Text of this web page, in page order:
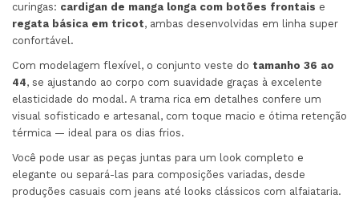
curingas: cardigan de manga longa com botões frontais e
regata básica em tricot, ambas desenvolvidas em linha super
confortável.
Com modelagem flexível, o conjunto veste do tamanho 36 ao
44, se ajustando ao corpo com suavidade graças à excelente
elasticidade do modal. A trama rica em detalhes confere um
visual sofisticado e artesanal, com toque macio e ótima retenção
térmica — ideal para os dias frios.
Você pode usar as peças juntas para um look completo e
elegante ou separá-las para composições variadas, desde
produções casuais com jeans até looks clássicos com alfaiataria.